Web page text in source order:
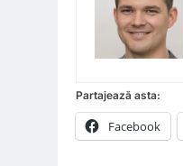
Partajează asta:
Facebook